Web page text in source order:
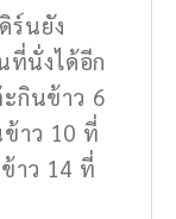
ร์นยัง
ที่นั่งได้อีก
กินข้าว 6
าว 10 ที่
าว 14 ที่